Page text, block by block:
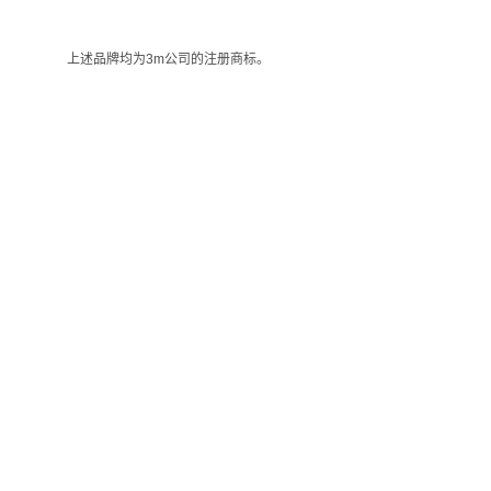
上述品牌均为3m公司的注册商标。